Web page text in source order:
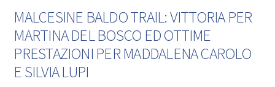
MALCESINE BALDO TRAIL: VITTORIA PER
MARTINA DEL BOSCO ED OTTIME
PRESTAZIONI PER MADDALENA CAROLO
E SILVIA LUPI